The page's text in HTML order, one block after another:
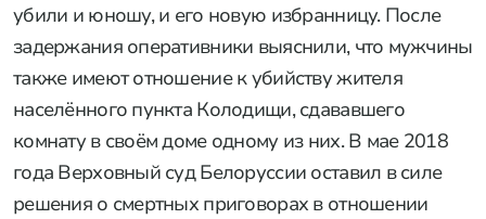
убили и юношу, и его новую избранницу. После
задержания оперативники выяснили, что мужчины
также имеют отношение к убийству жителя
населённого пункта Колодищи, сдававшего
комнату в своём доме одному из них. В мае 2018
года Верховный суд Белоруссии оставил в силе
решения о смертных приговорах в отношении